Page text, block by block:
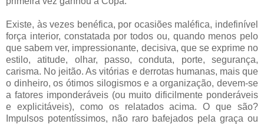
Existe, às vezes benéfica, por ocasiões maléfica, indefinível
força interior, constatada por todos ou, quando menos pelo
que sabem ver, impressionante, decisiva, que se exprime no
estilo, atitude, olhar, passo, conduta, porte, segurança,
carisma. No jeitão. As vitórias e derrotas humanas, mais que
o dinheiro, os ótimos silogismos e a organização, devem-se
a fatores imponderáveis (ou muito dificilmente ponderáveis
e explicitáveis), como os relatados acima. O que são?
Impulsos potentíssimos, não raro bafejados pela graça ou